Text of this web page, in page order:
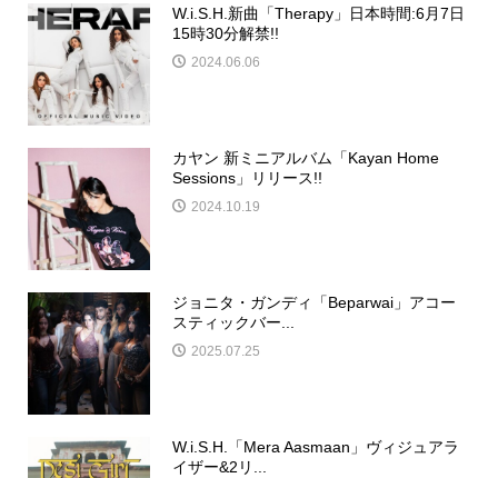
W.i.S.H.新曲「Therapy」日本時間:6月7日
15時30分解禁!!
2024.06.06
カヤン 新ミニアルバム「Kayan Home
Sessions」リリース!!
2024.10.19
ジョニタ・ガンディ「Beparwai」アコー
スティックバー...
2025.07.25
W.i.S.H.「Mera Aasmaan」ヴィジュアラ
イザー&2リ...